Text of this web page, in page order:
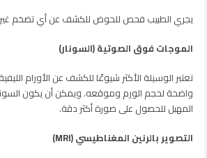
يجري الطبيب فحص للحوض للكشف عن أي تضخم
الموجات فوق الصوتية (السونار)
تعتبر الوسيلة الأكثر شيوعًا للكشف عن الأورام
واضحة لحجم الورم وموقعه. ويمكن أن يكون
المهبل للحصول على صورة أكثر دقة.
التصوير بالرنين المغناطيسي (MRI)